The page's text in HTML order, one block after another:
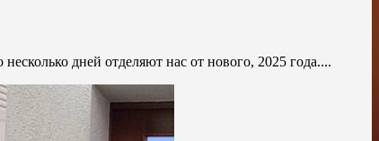
дней отделяют нас от нового, 2025 года....